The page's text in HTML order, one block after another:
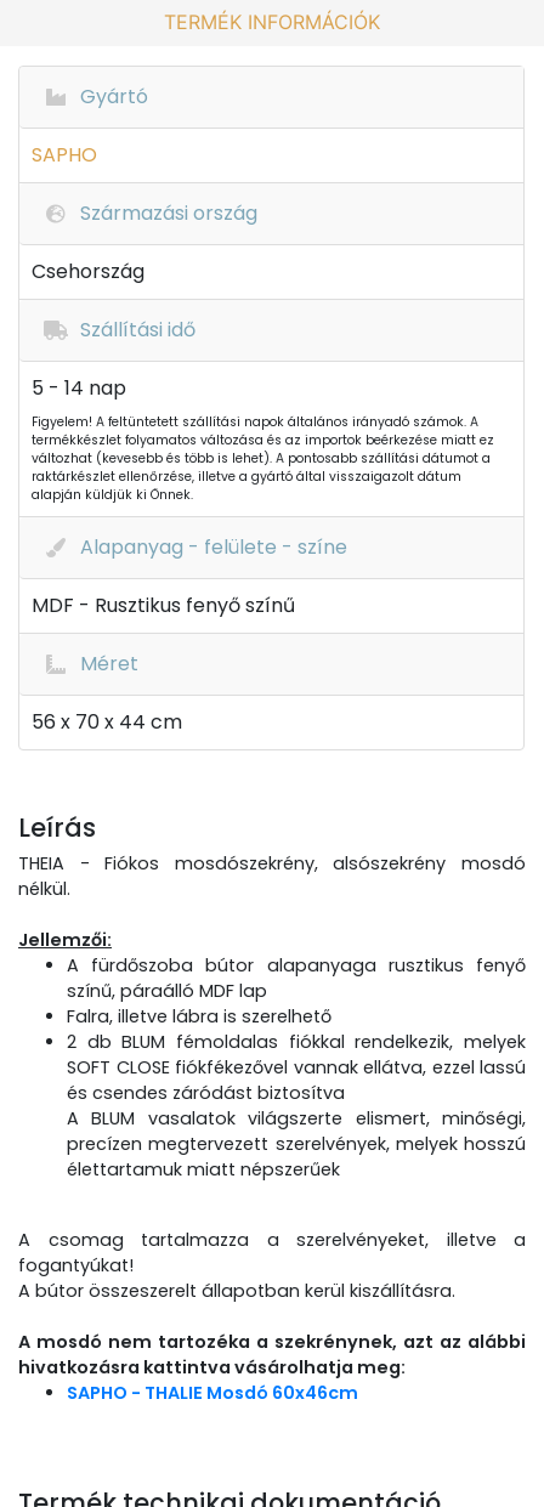
TERMÉK INFORMÁCIÓK
Gyártó
SAPHO
Származási ország
Csehország
Szállítási idő
5 - 14 nap
Figyelem! A feltüntetett szállítási napok általános irányadó számok. A
termékkészlet folyamatos változása és az importok beérkezése miatt ez
változhat (kevesebb és több is lehet). A pontosabb szállítási dátumot a
raktárkészlet ellenőrzése, illetve a gyártó által visszaigazolt dátum
alapján küldjük ki Önnek.
Alapanyag - felülete - színe
MDF - Rusztikus fenyő színű
Méret
56 x 70 x 44 cm
Leírás
THEIA - Fiókos mosdószekrény, alsószekrény mosdó
nélkül.
Jellemzői:
A fürdőszoba bútor alapanyaga rusztikus fenyő
színű, páraálló MDF lap
Falra, illetve lábra is szerelhető
2 db BLUM fémoldalas fiókkal rendelkezik, melyek
SOFT CLOSE fiókfékezővel vannak ellátva, ezzel lassú
és csendes záródást biztosítva
A BLUM vasalatok világszerte elismert, minőségi,
precízen megtervezett szerelvények, melyek hosszú
élettartamuk miatt népszerűek
A csomag tartalmazza a szerelvényeket, illetve a
fogantyúkat!
A bútor összeszerelt állapotban kerül kiszállításra.
A mosdó nem tartozéka a szekrénynek, azt az alábbi
hivatkozásra kattintva vásárolhatja meg:
SAPHO - THALIE Mosdó 60x46cm